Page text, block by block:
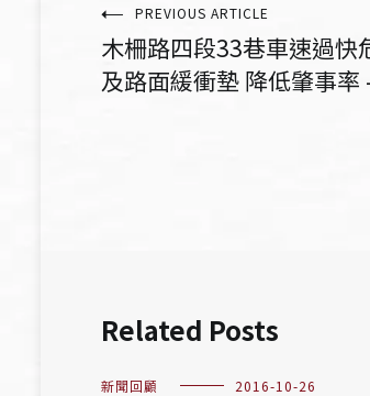
文
章
PREVIOUS ARTICLE
木柵路四段33巷車速過快
及路面緩衝墊 降低肇事率
Related Posts
新聞回顧 2016-10-26